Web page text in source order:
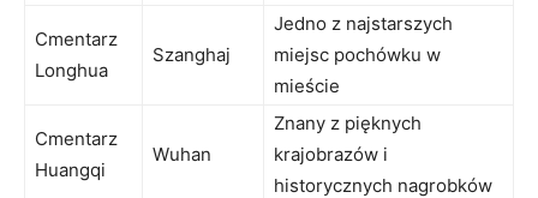
Cmentarz
Longhua
Szanghaj
Jedno z najstarszych
miejsc ⁢pochówku w
mieście
Cmentarz
Huangqi
Wuhan
Znany z pięknych
krajobrazów i
historycznych‍ nagrobków